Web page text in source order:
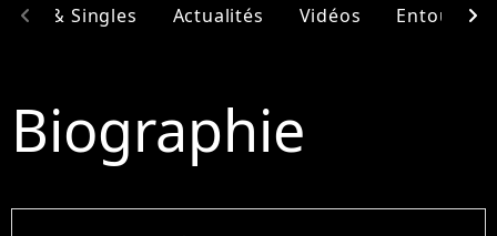
& Singles Actualités Vidéos Entourage
chevron_left chevron_right
Biographie